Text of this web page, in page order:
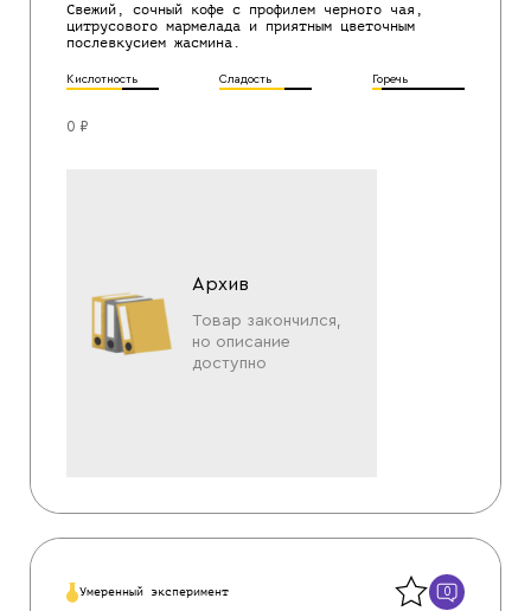
Свежий, сочный кофе с профилем черного чая,
цитрусового мармелада и приятным цветочным
послевкусием жасмина.
Кислотность Сладость Горечь
0 ₽
Архив
Товар закончился,
но описание
доступно
Умеренный эксперимент 0